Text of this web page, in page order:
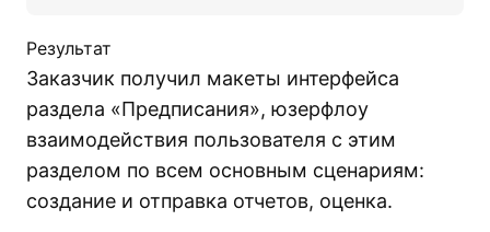
Результат
Заказчик получил макеты интерфейса
раздела «Предписания», юзерфлоу
взаимодействия пользователя с этим
разделом по всем основным сценариям:
создание и отправка отчетов, оценка.